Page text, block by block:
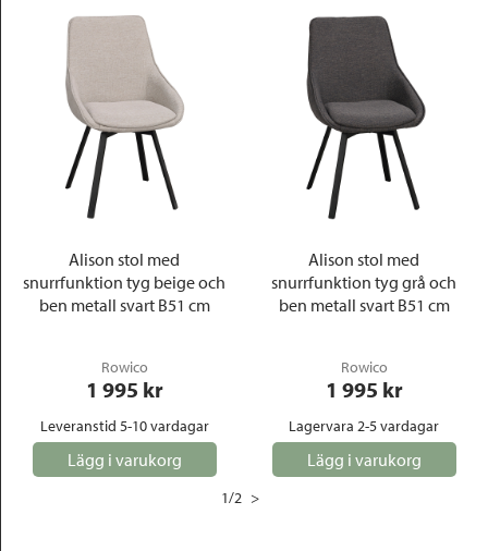
Alison stol med
snurrfunktion tyg beige och
ben metall svart B51 cm
Rowico
1 995 kr
Leveranstid 5-10 vardagar
Lägg i varukorg
Alison stol med
snurrfunktion tyg grå och
ben metall svart B51 cm
Rowico
1 995 kr
Lagervara 2-5 vardagar
Lägg i varukorg
1/2 >